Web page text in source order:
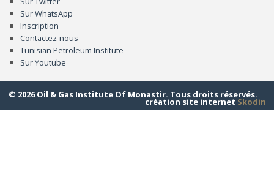
Sur WhatsApp
Inscription
Contactez-nous
Tunisian Petroleum Institute
Sur Youtube
© 2026 Oil & Gas Institute Of Monastir. Tous droits réservés.
création site internet Skodin